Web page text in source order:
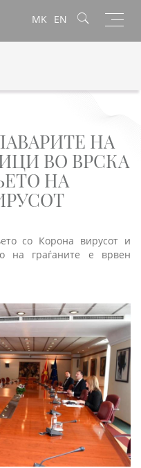
MK EN
НА
ВО ВРСКА
НА
со Корона вирусот и
на граѓаните е врвен